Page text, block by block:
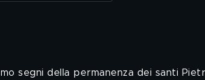
segni della permanenza dei santi